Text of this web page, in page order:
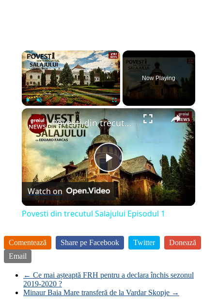
×
Play
Now Playing
×
Play
Video
Povesti din trecutul Salajului Episodul 1
Watch on
Povesti din trecutul Salajului Episodul 1
Comentează Share pe Facebook Twitter
Donează
Email
← Ce mai așteaptă FRH pentru a declara închis sezonul
2019-2020 ?
Minaur Baia Mare transferă de la Vardar Skopje →